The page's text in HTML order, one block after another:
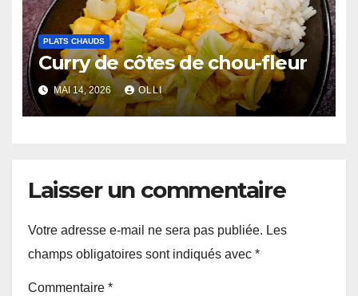
PLATS CHAUDS
Curry de côtes de chou-fleur
MAI 14, 2026 OLLI
Laisser un commentaire
Votre adresse e-mail ne sera pas publiée. Les
champs obligatoires sont indiqués avec *
Commentaire *